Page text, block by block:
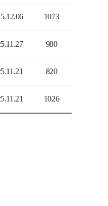
1073
980
820
1026